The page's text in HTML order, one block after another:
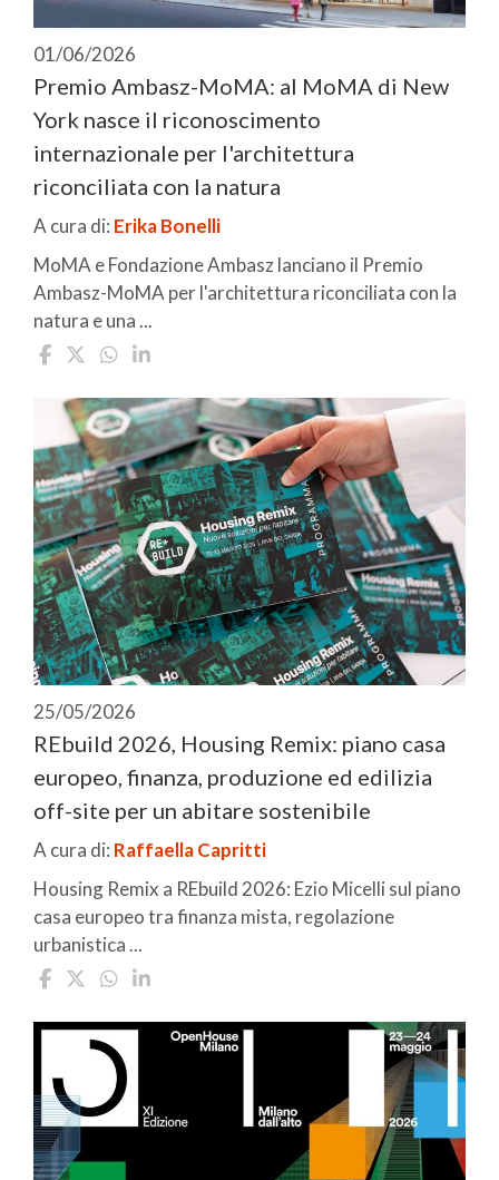
01/06/2026
Premio Ambasz-MoMA: al MoMA di New
York nasce il riconoscimento
internazionale per l'architettura
riconciliata con la natura
A cura di: Erika Bonelli
MoMA e Fondazione Ambasz lanciano il Premio
Ambasz-MoMA per l'architettura riconciliata con la
natura e una ...
25/05/2026
REbuild 2026, Housing Remix: piano casa
europeo, finanza, produzione ed edilizia
off-site per un abitare sostenibile
A cura di: Raffaella Capritti
Housing Remix a REbuild 2026: Ezio Micelli sul piano
casa europeo tra finanza mista, regolazione
urbanistica ...